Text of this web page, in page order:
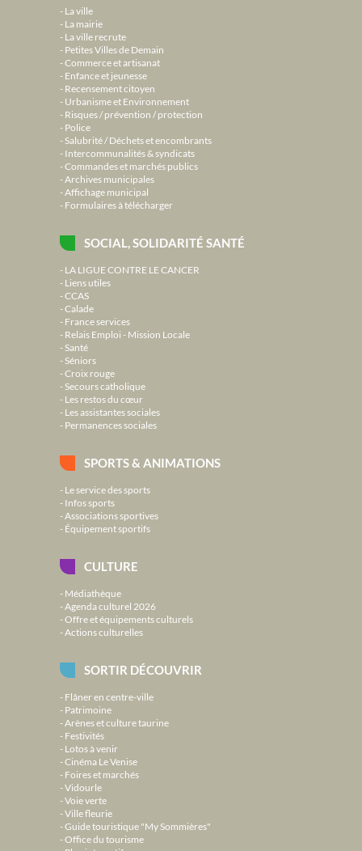
La ville
La mairie
La ville recrute
Petites Villes de Demain
Commerce et artisanat
Enfance et jeunesse
Recensement citoyen
Urbanisme et Environnement
Risques / prévention / protection
Police
Salubrité / Déchets et encombrants
Intercommunalités & syndicats
Commandes et marchés publics
Archives municipales
Affichage municipal
Formulaires à télécharger
SOCIAL, SOLIDARITÉ SANTÉ
LA LIGUE CONTRE LE CANCER
Liens utiles
CCAS
Calade
France services
Relais Emploi - Mission Locale
Santé
Séniors
Croix rouge
Secours catholique
Les restos du cœur
Les assistantes sociales
Permanences sociales
SPORTS & ANIMATIONS
Le service des sports
Infos sports
Associations sportives
Équipement sportifs
CULTURE
Médiathèque
Agenda culturel 2026
Offre et équipements culturels
Actions culturelles
SORTIR DÉCOUVRIR
Flâner en centre-ville
Patrimoine
Arènes et culture taurine
Festivités
Lotos à venir
Cinéma Le Venise
Foires et marchés
Vidourle
Voie verte
Ville fleurie
Guide touristique "My Sommières"
Office du tourisme